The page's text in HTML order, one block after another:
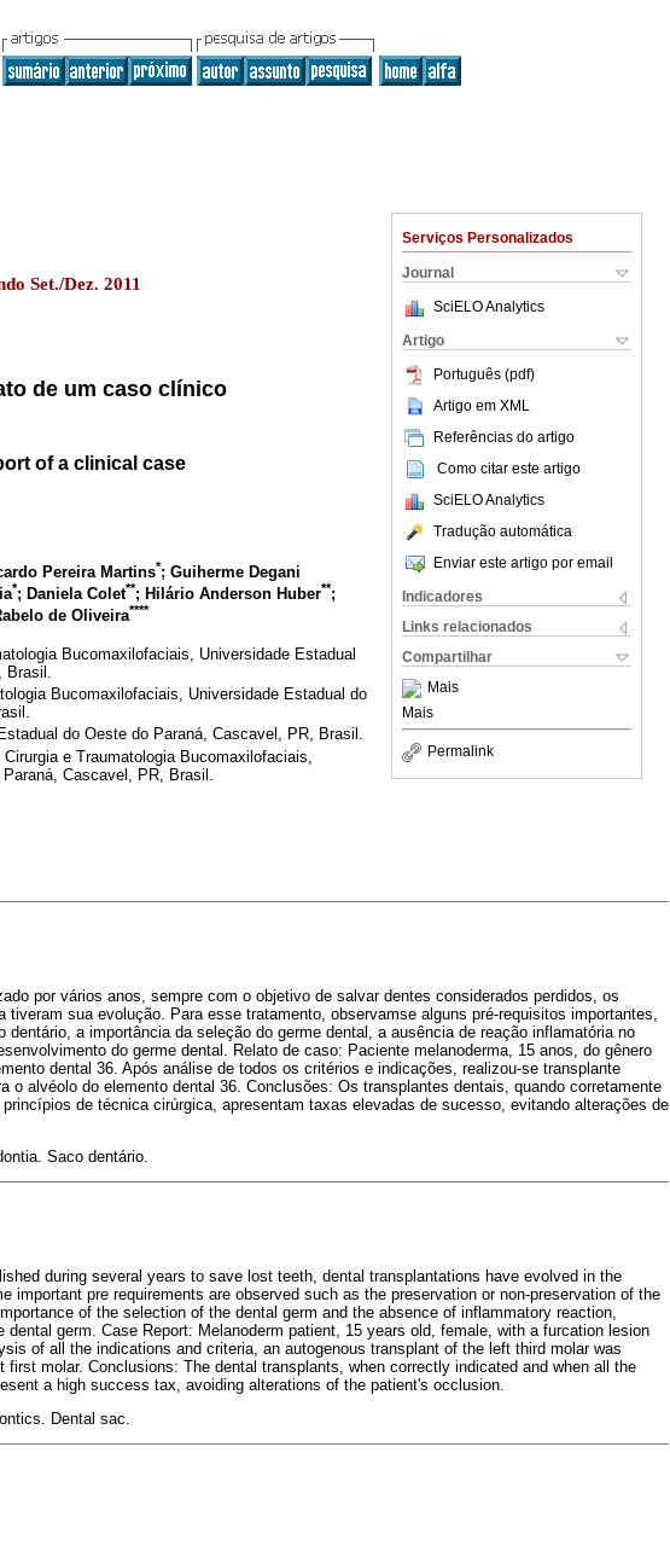
Serviços Personalizados
Journal
SciELO Analytics
Artigo
Português (pdf)
Artigo em XML
Referências do artigo
Como citar este artigo
SciELO Analytics
Tradução automática
Enviar este artigo por email
Indicadores
Links relacionados
Compartilhar
Mais
Mais
Permalink
Set./Dez. 2011
de um caso clínico
of a clinical case
Pereira Martins*; Guiherme Degani
*; Daniela Colet**; Hilário Anderson Huber**;
de Oliveira****
Bucomaxilofaciais, Universidade Estadual
Bucomaxilofaciais, Universidade Estadual do
do Oeste do Paraná, Cascavel, PR, Brasil.
e Traumatologia Bucomaxilofaciais,
Cascavel, PR, Brasil.
por vários anos, sempre com o objetivo de salvar dentes considerados perdidos, os
tiveram sua evolução. Para esse tratamento, observamse alguns pré-requisitos importantes,
dentário, a importância da seleção do germe dental, a ausência de reação inflamatória no
do germe dental. Relato de caso: Paciente melanoderma, 15 anos, do gênero
dental 36. Após análise de todos os critérios e indicações, realizou-se transplante
o alvéolo do elemento dental 36. Conclusões: Os transplantes dentais, quando corretamente
de técnica cirúrgica, apresentam taxas elevadas de sucesso, evitando alterações de
Saco dentário.
during several years to save lost teeth, dental transplantations have evolved in the
important pre requirements are observed such as the preservation or non-preservation of the
of the selection of the dental germ and the absence of inflammatory reaction,
dental germ. Case Report: Melanoderm patient, 15 years old, female, with a furcation lesion
of all the indications and criteria, an autogenous transplant of the left third molar was
molar. Conclusions: The dental transplants, when correctly indicated and when all the
a high success tax, avoiding alterations of the patient's occlusion.
Dental sac.